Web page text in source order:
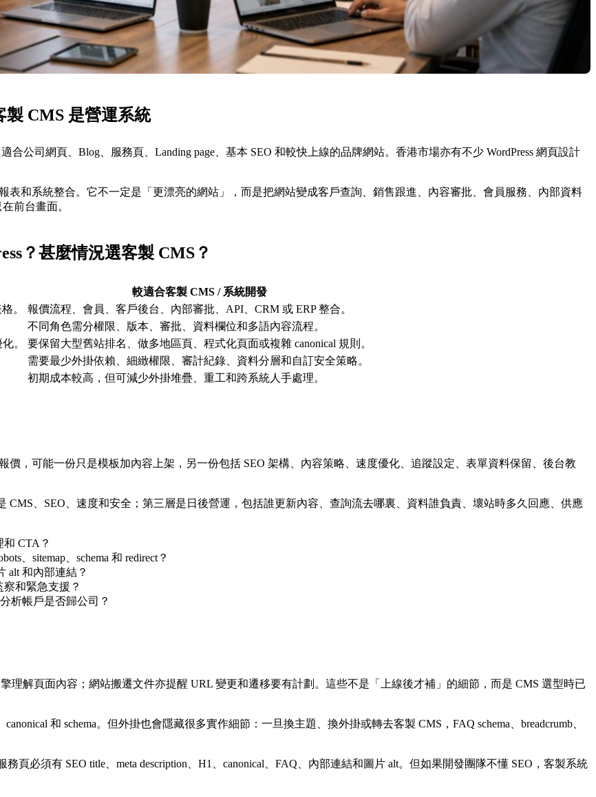
製 CMS 是營運系統
合公司網頁、Blog、服務頁、Landing page、基本 SEO 和較快上線的品牌網站。香港市場亦有不少 WordPress 網頁設計
表和系統整合。它不一定是「更漂亮的網站」，而是把網站變成客戶查詢、銷售跟進、內容審批、會員服務、內部資料
前台畫面。
？甚麼情況選客製 CMS？
較適合客製 CMS / 系統開發
。
報價流程、會員、客戶後台、內部審批、API、CRM 或 ERP 整合。
不同角色需分權限、版本、審批、資料欄位和多語內容流程。
。
要保留大型舊站排名、做多地區頁、程式化頁面或複雜 canonical 規則。
需要最少外掛依賴、細緻權限、審計紀錄、資料分層和自訂安全策略。
初期成本較高，但可減少外掛堆疊、重工和跨系統人手處理。
，可能一份只是模板加內容上架，另一份包括 SEO 架構、內容策略、速度優化、追蹤設定、表單資料保留、後台教
、SEO、速度和安全；第三層是日後營運，包括誰更新內容、查詢流去哪裏、資料誰負責、壞站時多久回應、供應
CTA？
、sitemap、schema 和 redirect？
alt 和內部連結？
和緊急支援？
析帳戶是否歸公司？
擎理解頁面內容；網站搬遷文件亦提醒 URL 變更和遷移要有計劃。這些不是「上線後才補」的細節，而是 CMS 選型時已
和 schema。但外掛也會隱藏很多實作細節：一旦換主題、換外掛或轉去客製 CMS，FAQ schema、breadcrumb、
頁必須有 SEO title、meta description、H1、canonical、FAQ、內部連結和圖片 alt。但如果開發團隊不懂 SEO，客製系統